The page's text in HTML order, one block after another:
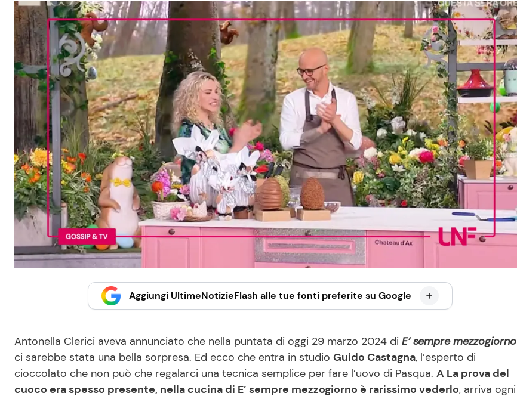
Viaggi e Turismo
Festività
Ricette Feste
Ricette per Bambini
Aggiungi UltimeNotizieFlash alle tue fonti preferite su Google
Antonella Clerici aveva annunciato che nella puntata di oggi 29 marzo 2024 di E’ sempre mezzogiorno
ci sarebbe stata una bella sorpresa. Ed ecco che entra in studio Guido Castagna, l’esperto di
cioccolato che non può che regalarci una tecnica semplice per fare l’uovo di Pasqua. A La prova del
cuoco era spesso presente, nella cucina di E’ sempre mezzogiorno è rarissimo vederlo, arriva ogni